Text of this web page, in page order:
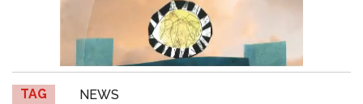
TAG NEWS